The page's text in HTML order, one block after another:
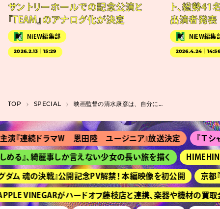
サントリーホールでの記念公演と
『TEAM』のアナログ化が決定
NiEW編集部
2026.2.13｜15:29
ト、総勢41
出演者発表
NiEW編集
2026.4.24｜
TOP SPECIAL 映画監督の清水康彦は、自分に何が求められているかを深く理解することを大切にする
続ドラマＷ 恩田陸 ユージニア』放送決定 『Ｔシャツが
、綺麗事しか言えない少女の長い旅を描く HIMEHINAの
の決戦』公開記念PV解禁！ 本編映像を初公開 京都『ボ
VINEGARがハードオフ藤枝店と連携、楽器や機材の買取金